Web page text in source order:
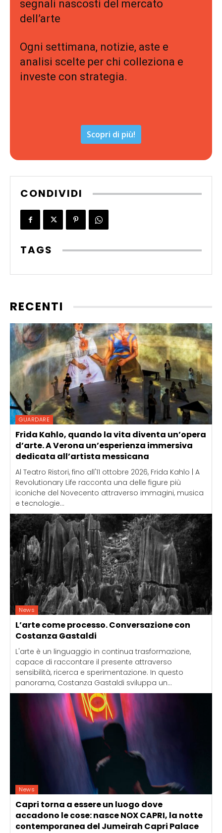
segnali nascosti del mercato
dell’arte
Ogni settimana, notizie, aste e
analisi scelte per chi colleziona e
investe con strategia.
Scopri di più!
CONDIVIDI
TAGS
RECENTI
GUARDARE
Frida Kahlo, quando la vita diventa un’opera
d’arte. A Verona un’esperienza immersiva
dedicata all’artista messicana
Al Teatro Ristori, fino all'11 ottobre 2026, Frida Kahlo | A
Revolutionary Life racconta una delle figure più
iconiche del Novecento attraverso immagini, musica
e tecnologie...
News
L’arte come processo. Conversazione con
Costanza Gastaldi
L'arte è un linguaggio in continua trasformazione,
capace di raccontare il presente attraverso
sensibilità, ricerca e sperimentazione. In questo
panorama, Costanza Gastaldi sviluppa un...
News
Capri torna a essere un luogo dove
accadono le cose: nasce NOX CAPRI, la notte
contemporanea del Jumeirah Capri Palace